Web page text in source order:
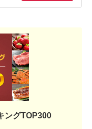
ングTOP300